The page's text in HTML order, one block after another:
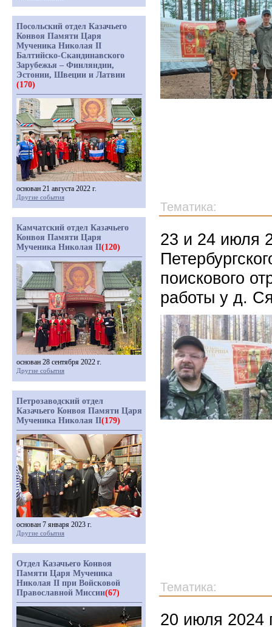
Тематика:
23 и 24 июля
поискового
работы у д.
Тематика:
20 июля 2024
Посольский отдел Казачьего
Конвоя Памяти Царя
Мученика Николая II
Балтийско-Скандинавского
Зарубежья – Финляндии,
Эстонии, Швеции и Латвии
(170)
основан 21 августа 2022 г.
Другие события
Камчатский отдел Казачьего
Конвоя Памяти Царя
Мученика Николая II(120)
основан 28 сентября 2022 г.
Другие события
Петрозаводский отдел
Казачьего Конвоя Памяти Царя
Мученика Николая II(179)
основан 7 января 2023 г.
Другие события
Отдел Казачьего Конвоя
Памяти Царя Мученика
Николая II при Войсковой
Православной Миссии(67)